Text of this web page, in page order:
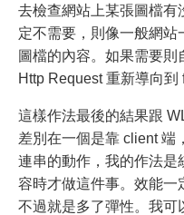
去檢查網站上某張圖檔有
定不需要，則像一般網站
圖檔的內容。如果需要
Http Request 重新導向到
這樣作法最後的結果跟
差別在一個是靠 client 端
連串的動作，我的作法是
容時才做這件事。效能一
不過就是多了彈性。我可